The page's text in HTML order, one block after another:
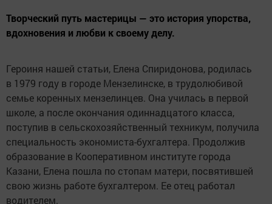
Творческий путь мастерицы — это история упорства,
вдохновения и любви к своему делу.
Героиня нашей статьи, Елена Спиридонова, родилась
в 1979 году в городе Мензелинске, в трудолюбивой
семье коренных мензелинцев. Она училась в первой
школе, а после окончания одиннадцатого класса,
поступив в сельскохозяйственный техникум, получила
специальность экономиста-бухгалтера. Продолжив
образование в Кооперативном институте города
Казани, Елена пошла по стопам матери, посвятившей
свою жизнь работе бухгалтером. Ее отец работал
водителем.